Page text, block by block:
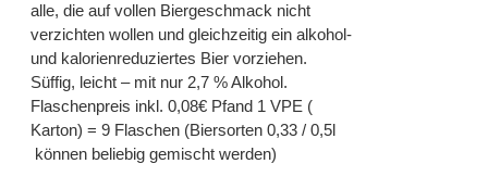
alle, die auf vollen Biergeschmack nicht
verzichten wollen und gleichzeitig ein alkohol-
und kalorienreduziertes Bier vorziehen.
Süffig, leicht – mit nur 2,7 % Alkohol.
Flaschenpreis inkl. 0,08€ Pfand 1 VPE (
Karton) = 9 Flaschen (Biersorten 0,33 / 0,5l
können beliebig gemischt werden)